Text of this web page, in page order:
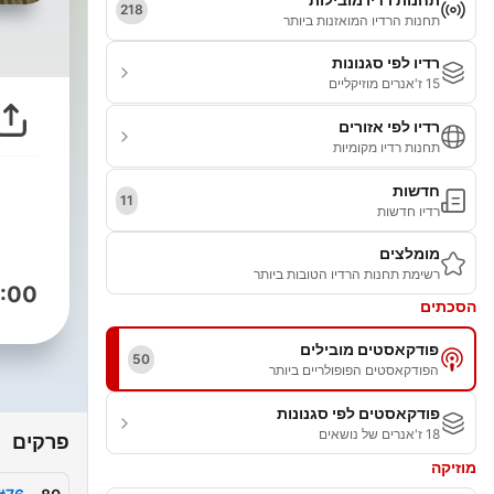
תחנות הרדיו המואזנות ביותר
218
רדיו לפי סגנונות
15 ז'אנרים מוזיקליים
רדיו לפי אזורים
תחנות רדיו מקומיות
חדשות
רדיו חדשות
11
מומלצים
רשימת תחנות הרדיו הטובות ביותר
הסכתים
פודקאסטים מובילים
הפודקאסטים הפופולריים ביותר
50
פודקאסטים לפי סגנונות
18 ז'אנרים של נושאים
מוזיקה
פרקים